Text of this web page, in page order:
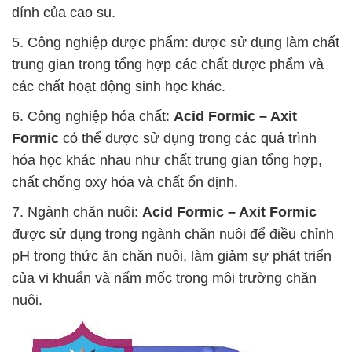
dính của cao su.
5. Công nghiệp dược phẩm: được sử dụng làm chất
trung gian trong tổng hợp các chất dược phẩm và
các chất hoạt động sinh học khác.
6. Công nghiệp hóa chất: Acid Formic – Axit
Formic có thể được sử dụng trong các quá trình
hóa học khác nhau như chất trung gian tổng hợp,
chất chống oxy hóa và chất ổn định.
7. Ngành chăn nuôi: Acid Formic – Axit Formic
được sử dụng trong ngành chăn nuôi để điều chỉnh
pH trong thức ăn chăn nuôi, làm giảm sự phát triển
của vi khuẩn và nấm mốc trong môi trường chăn
nuôi.